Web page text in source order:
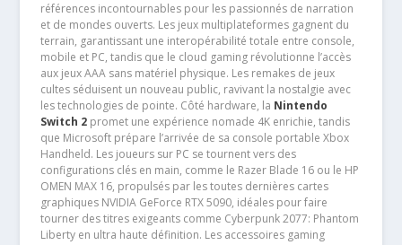
références incontournables pour les passionnés de narration
et de mondes ouverts. Les jeux multiplateformes gagnent du
terrain, garantissant une interopérabilité totale entre console,
mobile et PC, tandis que le cloud gaming révolutionne l’accès
aux jeux AAA sans matériel physique. Les remakes de jeux
cultes séduisent un nouveau public, ravivant la nostalgie avec
les technologies de pointe. Côté hardware, la Nintendo
Switch 2promet une expérience nomade 4K enrichie, tandis
que Microsoft prépare l’arrivée de sa console portable Xbox
Handheld. Les joueurs sur PC se tournent vers des
configurations clés en main, comme le Razer Blade 16 ou le HP
OMEN MAX 16, propulsés par les toutes dernières cartes
graphiques NVIDIA GeForce RTX 5090, idéales pour faire
tourner des titres exigeants comme Cyberpunk 2077: Phantom
Liberty en ultra haute définition. Les accessoires gaming